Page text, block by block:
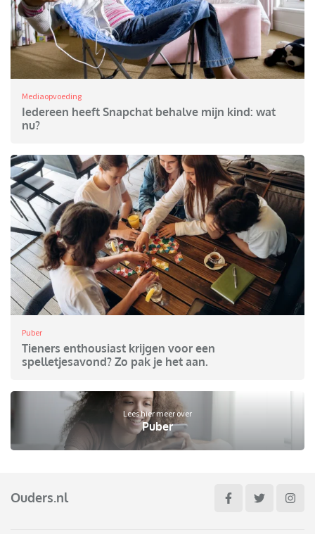
Mediaopvoeding
Iedereen heeft Snapchat behalve mijn kind: wat
nu?
Puber
Tieners enthousiast krijgen voor een
spelletjesavond? Zo pak je het aan.
Lees hier meer over
Puber
Ouders.nl